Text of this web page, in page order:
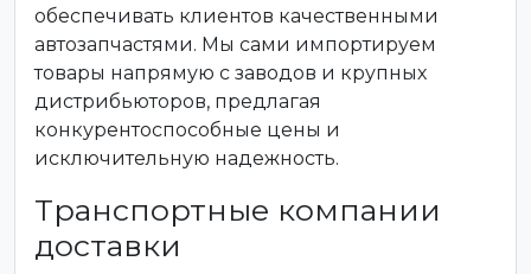
обеспечивать клиентов качественными
автозапчастями. Мы сами импортируем
товары напрямую с заводов и крупных
дистрибьюторов, предлагая
конкурентоспособные цены и
исключительную надежность.
Транспортные компании
доставки